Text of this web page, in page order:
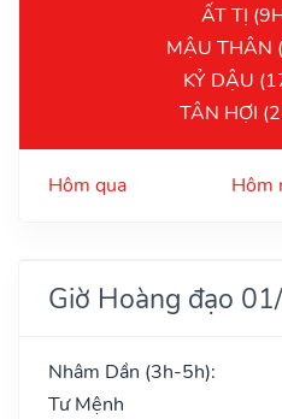
ẤT TỊ
MẬU THÂN
KỶ DẬU
TÂN HỢI
Hôm qua Hôm
Giờ Hoàng đạo
Nhâm Dần (3h-5h):
Tư Mệnh